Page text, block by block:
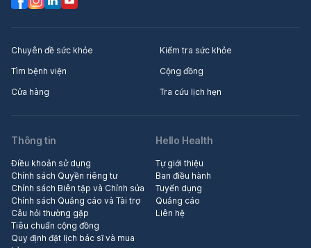
Chuyên đề sức khỏe
Kiểm tra sức khỏe
Tìm bệnh viện
Cộng đồng
Cửa hàng
Tra cứu lịch hẹn
Thông tin
Điều khoản sử dụng
Chính sách Quyền riêng tư
Chính sách Biên tập và Chỉnh sửa
Chính sách Quảng cáo và Tài trợ
Câu hỏi thường gặp
Tiêu chuẩn cộng đồng
Quy định đặt lịch bác sĩ và mua
Hello Health
Tự giới thiệu
Ban điều hành
Tuyển dụng
Quảng cáo
Liên hệ